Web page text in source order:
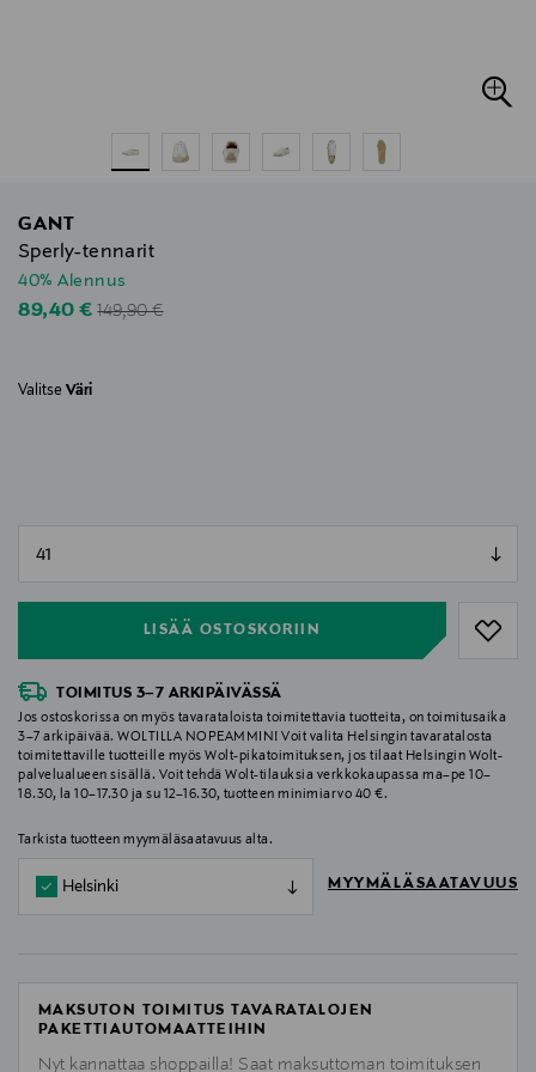
GANT
Sperly-tennarit
40% Alennus
Discounted Price
89,40 €Original Price
149,90 €
Valitse Väri
LISÄÄ OSTOSKORIIN
TOIMITUS 3–7 ARKIPÄIVÄSSÄ
Jos ostoskorissa on myös tavarataloista toimitettavia tuotteita, on toimitusaika
3–7 arkipäivää. WOLTILLA NOPEAMMIN! Voit valita Helsingin tavaratalosta
toimitettaville tuotteille myös Wolt-pikatoimituksen, jos tilaat Helsingin Wolt-
palvelualueen sisällä. Voit tehdä Wolt-tilauksia verkkokaupassa ma–pe 10–
18.30, la 10–17.30 ja su 12–16.30, tuotteen minimiarvo 40 €.
Tarkista tuotteen myymäläsaatavuus alta.
Helsinki MYYMÄLÄSAATAVUUS
MAKSUTON TOIMITUS TAVARATALOJEN
PAKETTIAUTOMAATTEIHIN
Nyt kannattaa shoppailla! Saat maksuttoman toimituksen